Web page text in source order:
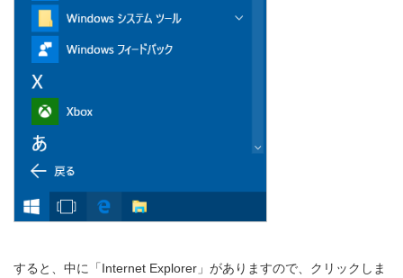
すると、中に「Internet Explorer」がありますので、クリックしま